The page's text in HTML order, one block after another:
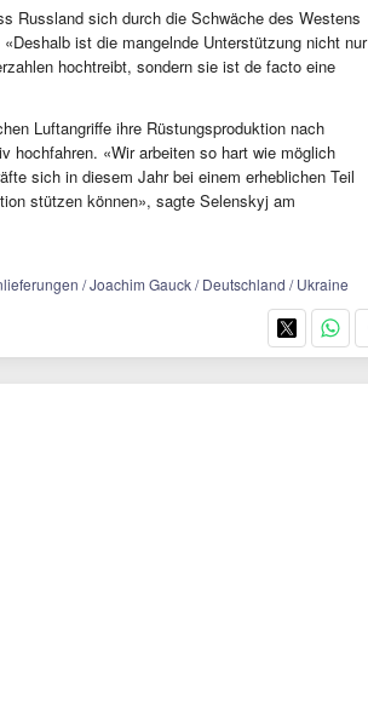
Russland sich durch die Schwäche des Westens
ist die mangelnde Unterstützung nicht nur
hochtreibt, sondern sie ist de facto eine
Luftangriffe ihre Rüstungsproduktion nach
hochfahren. «Wir arbeiten so hart wie möglich
sich in diesem Jahr bei einem erheblichen Teil
stützen können», sagte Selenskyj am
/ Joachim Gauck / Deutschland / Ukraine